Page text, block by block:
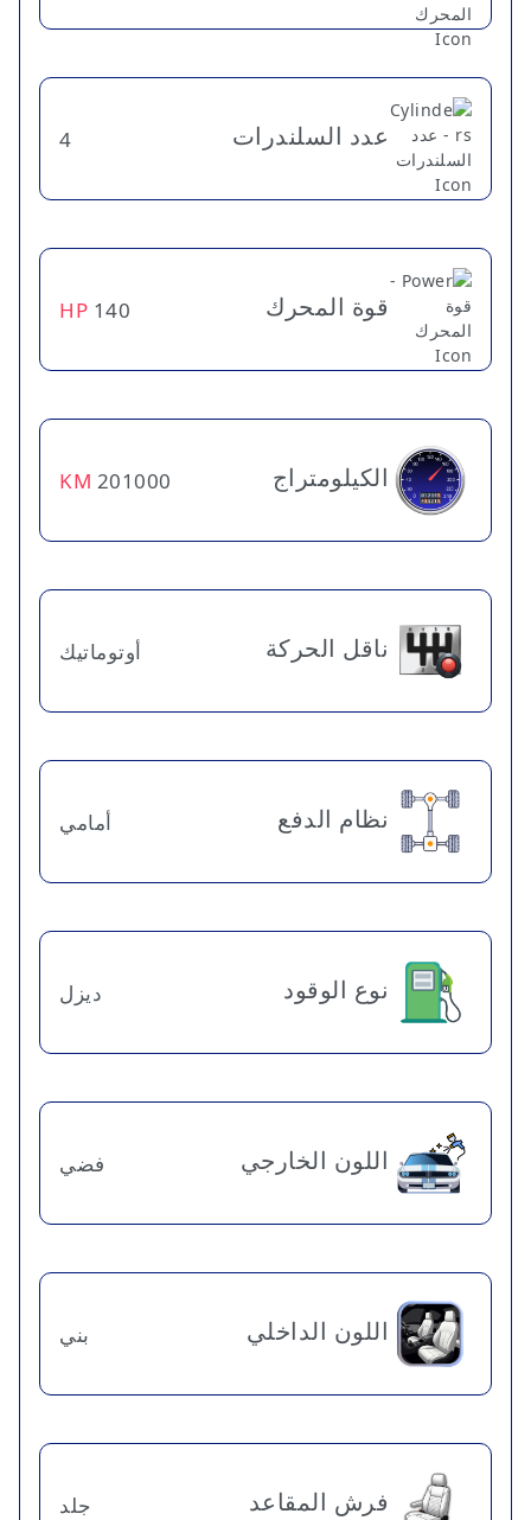
عدد السلندرات 4
قوة المحرك 140
HP
الكيلومتراج 201000
KM
ناقل الحركة أوتوماتيك
نظام الدفع أمامي
نوع الوقود ديزل
اللون الخارجي فضي
اللون الداخلي بني
فرش المقاعد جلد